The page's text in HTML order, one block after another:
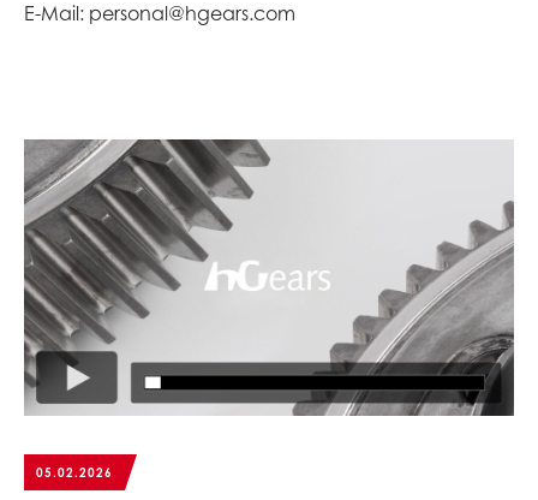
E-Mail: personal@hgears.com
05.02.2026